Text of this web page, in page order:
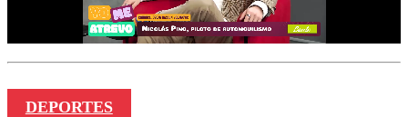
DEPORTES